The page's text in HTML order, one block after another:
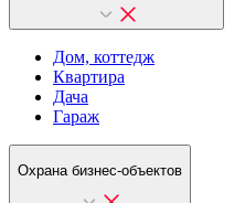
Дом, коттедж
Квартира
Дача
Гараж
Охрана бизнес-объектов